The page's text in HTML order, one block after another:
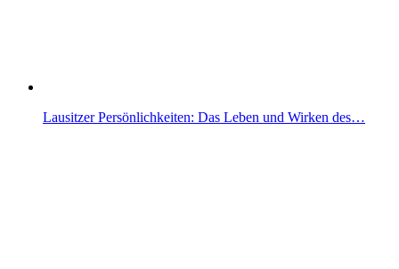
Lausitzer Persönlichkeiten: Das Leben und Wirken des…